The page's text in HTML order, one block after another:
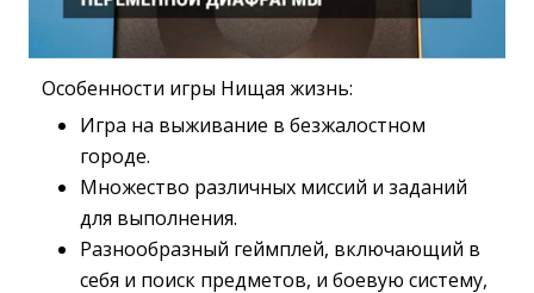
Особенности игры Нищая жизнь:
Игра на выживание в безжалостном
городе.
Множество различных миссий и заданий
для выполнения.
Разнообразный геймплей, включающий в
себя и поиск предметов, и боевую систему,